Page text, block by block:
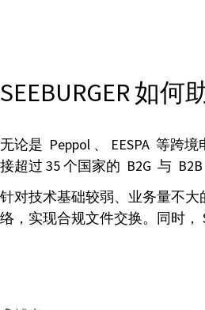
SEEBURGER 如何
无论是 Peppol 、 EESPA 等跨
接超过 35 个国家的 B2G 与
针对技术基础较弱、业务量不大
络，实现合规文件交换。同时，